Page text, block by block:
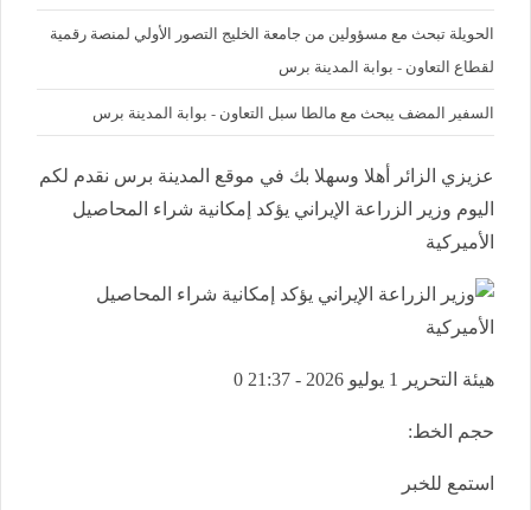
الحويلة تبحث مع مسؤولين من جامعة الخليج التصور الأولي لمنصة رقمية
لقطاع التعاون - بوابة المدينة برس
السفير المضف يبحث مع مالطا سبل التعاون - بوابة المدينة برس
عزيزي الزائر أهلا وسهلا بك في موقع المدينة برس نقدم لكم
اليوم وزير الزراعة الإيراني يؤكد إمكانية شراء المحاصيل
الأميركية
هيئة التحرير 1 يوليو 2026 - 21:37 0
حجم الخط:
استمع للخبر